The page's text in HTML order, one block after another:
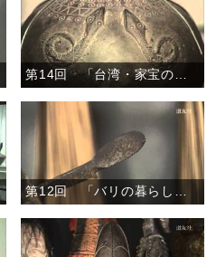
第14回 「台湾・家宝の壷」